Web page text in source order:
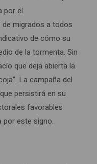
por el
migrados a todos
de cómo su
de la tormenta. Sin
que deja abierta la
La campaña del
persistirá en su
favorables
por este signo.